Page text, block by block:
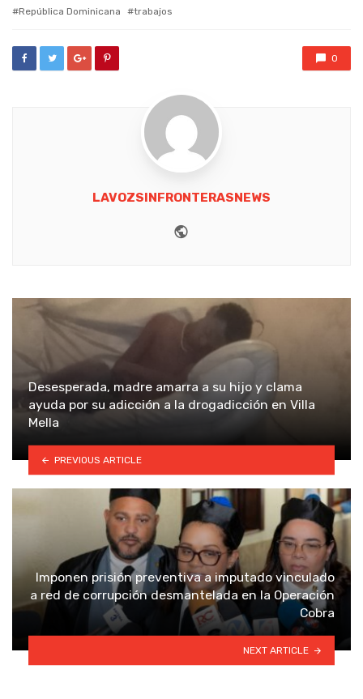
with
República Dominicana
trabajos
0
LAVOZSINFRONTERASNEWS
Desesperada, madre amarra a su hijo y clama
ayuda por su adicción a la drogadicción en Villa
Mella
PREVIOUS ARTICLE
Imponen prisión preventiva a imputado vinculado
a red de corrupción desmantelada en la Operación
Cobra
NEXT ARTICLE